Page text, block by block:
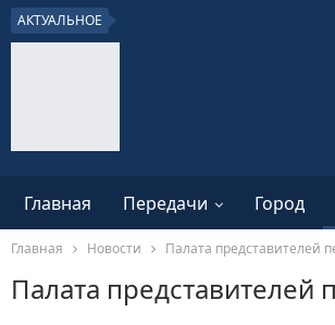
АКТУАЛЬНОЕ
Главная Передачи Город
Главная Новости Палата представителей
Палата